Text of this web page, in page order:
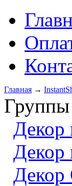
Главная →
Группы
Декор
Декор
Декор